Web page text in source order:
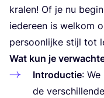
kra­len! Of je nu
ieder­een is wel­kom
per­soon­lij­ke stijl tot
Wat kun je
Intro­duc­tie:
de